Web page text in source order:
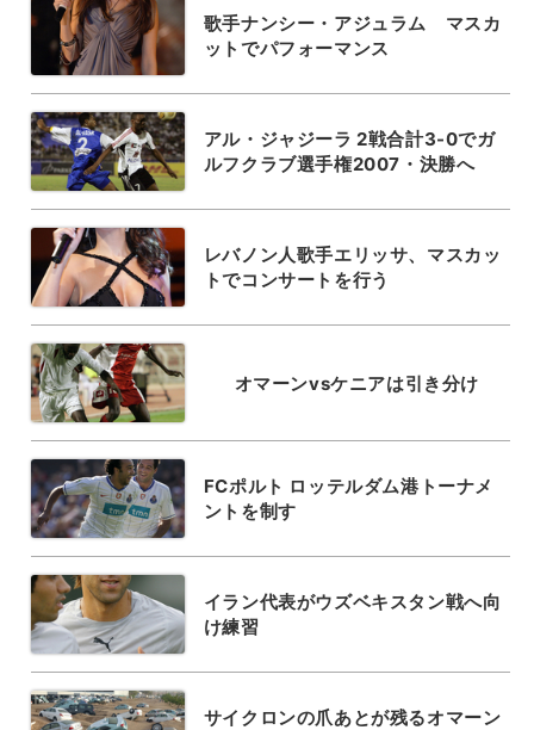
歌手ナンシー・アジュラム マスカ
ットでパフォーマンス
アル・ジャジーラ 2戦合計3-0でガ
ルフクラブ選手権2007・決勝へ
レバノン人歌手エリッサ、マスカッ
トでコンサートを行う
オマーンvsケニアは引き分け
FCポルト ロッテルダム港トーナメ
ントを制す
イラン代表がウズベキスタン戦へ向
け練習
サイクロンの爪あとが残るオマーン